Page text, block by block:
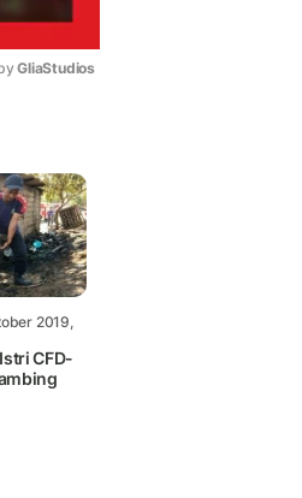
GliaStudios
2019,
CFD-